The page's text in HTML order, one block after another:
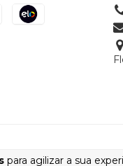
para agilizar a sua